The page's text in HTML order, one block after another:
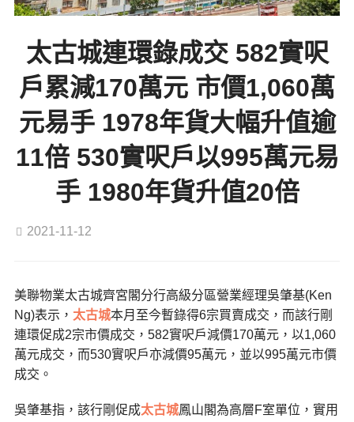
太古城連環錄成交 582實呎
戶累減170萬元 市價1,060萬
元易手 1978年貨大幅升值逾
11倍 530實呎戶以995萬元易
手 1980年貨升值20倍
2021-11-12
美聯物業太古城齊宮閣分行高級分區營業經理吳肇基(Ken
Ng)表示， 太古城本月至今暫錄得6宗買賣成交，而該行剛
連環促成2宗市價成交，582實呎戶減價170萬元，以1,060
萬元成交，而530實呎戶亦減價95萬元，並以995萬元市價
成交。
吳肇基指，該行剛促成太古城鳳山閣為高層F室單位，實用